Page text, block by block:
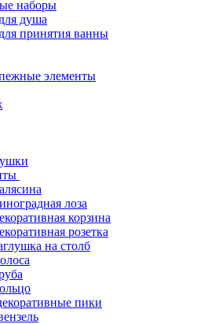
наборы
душа
принятия ванны
элементы
лоза
корзина
розетка
на столб
пики